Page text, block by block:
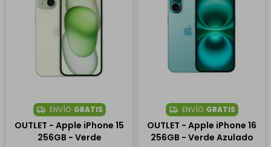
ENVÍO GRATIS
OUTLET - Apple iPhone 15
256GB - Verde
ENVÍO GRATIS
OUTLET - Apple iPhone 16
256GB - Verde Azulado